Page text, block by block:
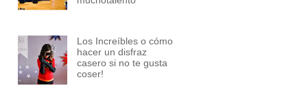
Los Increíbles o cómo
hacer un disfraz
casero si no te gusta
coser!